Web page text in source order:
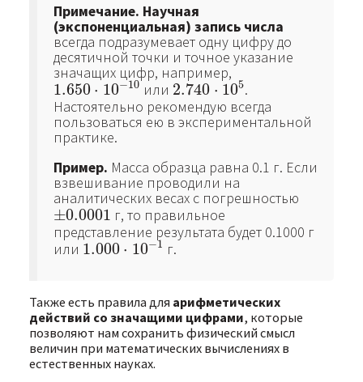
Примечание. Научная
(экспоненциальная) запись числа
всегда подразумевает одну цифру до
десятичной точки и точное указание
значащих цифр, например,
1.650 ⋅ 10−10
1.650⋅10−10 или 2.740 ⋅ 105
2.740⋅ 105
.
Настоятельно рекомендую всегда
пользоваться ею в экспериментальной
практике.
Пример. Масса образца равна 0.1 г. Если
взвешивание проводили на
аналитических весах с погрешностью
±0.0001
±0.0001
г, то правильное
представление результата будет 0.1000 г
или 1.000 ⋅ 10−1
1.000⋅10−1 г.
Также есть правила для арифметических
действий со значащими цифрами, которые
позволяют нам сохранить физический смысл
величин при математических вычислениях в
естественных науках.